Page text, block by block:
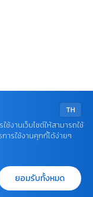
TH
ช้งานเว็บไซต์ให้สามารถใช้
ารใช้งานคุกกี้ได้ง่ายๆ
ยอมรับทั้งหมด